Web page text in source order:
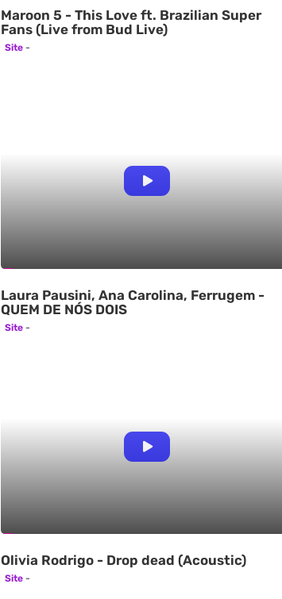
Maroon 5 - This Love ft. Brazilian Super
Fans (Live from Bud Live)
Site
Laura Pausini, Ana Carolina, Ferrugem -
QUEM DE NÓS DOIS
Site
Olivia Rodrigo - Drop dead (Acoustic)
Site